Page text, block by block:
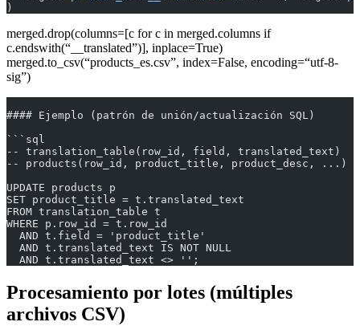
)
merged.drop(columns=[c for c in merged.columns if
c.endswith(“__translated”)], inplace=True)
merged.to_csv(“products_es.csv”, index=False, encoding=“utf-8-
sig”)
#### Ejemplo (patrón de unión/actualización SQL)
```sql
-- translation_table(row_id, field, translated_text)
-- products(row_id, product_title, product_desc, ...)
UPDATE products p
SET product_title = t.translated_text
FROM translation_table t
WHERE p.row_id = t.row_id
  AND t.field = 'product_title'
  AND t.translated_text IS NOT NULL
  AND t.translated_text <> '';
Procesamiento por lotes (múltiples
archivos CSV)